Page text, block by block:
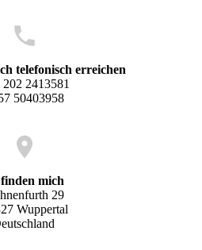
telefonisch erreichen
2413581
50403958
mich
29
Wuppertal